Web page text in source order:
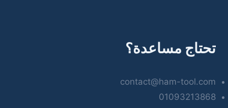
تحتاج مساعدة؟
contact@ham-tool.com
01093213868